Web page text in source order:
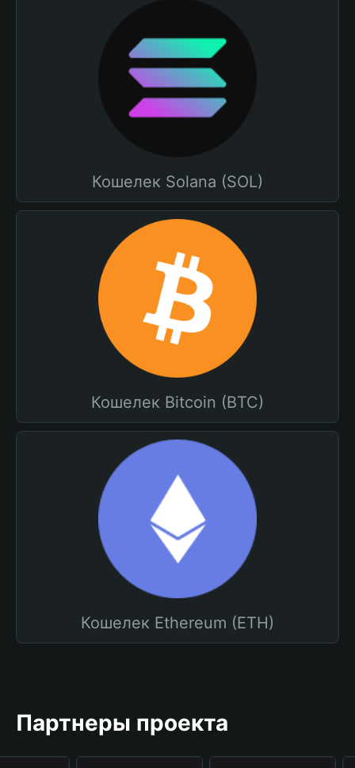
Кошелек Solana (SOL)
Кошелек Bitcoin (BTC)
Кошелек Ethereum (ETH)
Партнеры проекта